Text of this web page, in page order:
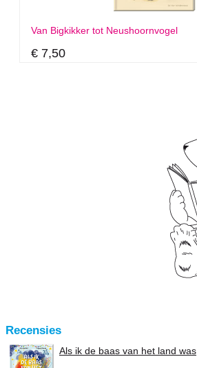
Van Bigkikker tot Neushoornvogel
€ 7,50
Recensies
Als ik de baas van het land was